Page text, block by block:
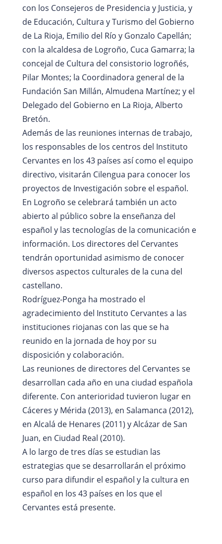
con los Consejeros de Presidencia y Justicia, y
de Educación, Cultura y Turismo del Gobierno
de La Rioja, Emilio del Río y Gonzalo Capellán;
con la alcaldesa de Logroño, Cuca Gamarra; la
concejal de Cultura del consistorio logroñés,
Pilar Montes; la Coordinadora general de la
Fundación San Millán, Almudena Martínez; y el
Delegado del Gobierno en La Rioja, Alberto
Bretón.
Además de las reuniones internas de trabajo,
los responsables de los centros del Instituto
Cervantes en los 43 países así como el equipo
directivo, visitarán Cilengua para conocer los
proyectos de Investigación sobre el español.
En Logroño se celebrará también un acto
abierto al público sobre la enseñanza del
español y las tecnologías de la comunicación e
información. Los directores del Cervantes
tendrán oportunidad asimismo de conocer
diversos aspectos culturales de la cuna del
castellano.
Rodríguez-Ponga ha mostrado el
agradecimiento del Instituto Cervantes a las
instituciones riojanas con las que se ha
reunido en la jornada de hoy por su
disposición y colaboración.
Las reuniones de directores del Cervantes se
desarrollan cada año en una ciudad española
diferente. Con anterioridad tuvieron lugar en
Cáceres y Mérida (2013), en Salamanca (2012),
en Alcalá de Henares (2011) y Alcázar de San
Juan, en Ciudad Real (2010).
A lo largo de tres días se estudian las
estrategias que se desarrollarán el próximo
curso para difundir el español y la cultura en
español en los 43 países en los que el
Cervantes está presente.